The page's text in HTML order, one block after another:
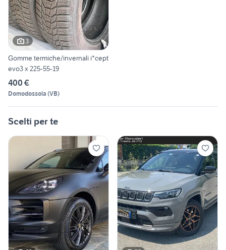
3
Gomme termiche/invernali i*cept
evo3 x 225-55-19
400 €
Domodossola (VB)
Scelti per te